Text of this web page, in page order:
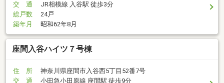
交 通
JR相模線 入谷駅 徒歩3分
総戸数
24戸
築年月
昭和62年8月
座間入谷ハイツ７号棟
住 所
神奈川県座間市入谷西5丁目52番7号
交 通
小田急小田原線 座間駅 徒歩9分